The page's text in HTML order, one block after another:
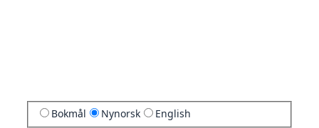
Bokmål Nynorsk English